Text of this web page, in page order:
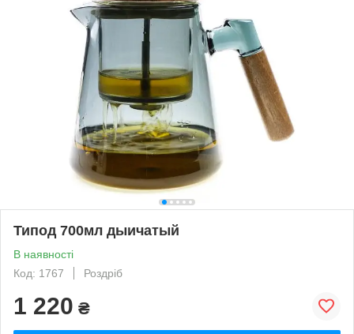
Типод 700мл дыичатый
В наявності
Код: 1767
Роздріб
1 220 ₴